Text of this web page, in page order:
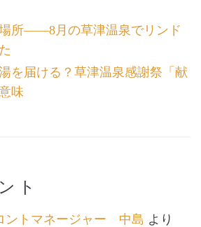
所――8月の草津温泉でリンド
を届ける？草津温泉感謝祭「献
味
ト
ントマネージャー 中島 より